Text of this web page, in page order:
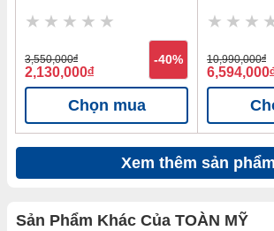
3,550,000đ
2,130,000đ
-40%
Chọn mua
10,990,000đ
6,594,000
Xem thêm sản phẩm
Sản Phẩm Khác Của TOÀN MỸ